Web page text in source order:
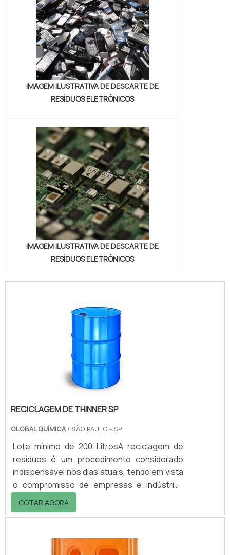
IMAGEM ILUSTRATIVA DE DESCARTE DE
RESÍDUOS ELETRÔNICOS
IMAGEM ILUSTRATIVA DE DESCARTE DE
RESÍDUOS ELETRÔNICOS
RECICLAGEM DE THINNER SP
GLOBAL QUÍMICA/ SÃO PAULO - SP
Lote mínimo de 200 LitrosA reciclagem de
resíduos é um procedimento considerado
indispensável nos dias atuais, tendo em vista
o compromisso de empresas e indústrias
com a proteção e manutenção do meio
ambiente. Assim como os demais materiais
reciclagem de thinner SP demanda alguns
procedimentos especiais para que a
COTAR AGORA